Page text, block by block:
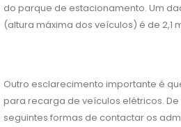
do parque de estacionamento. Um
(altura máxima dos veículos) é de 2,1
Outro esclarecimento importante é
para recarga de veículos elétricos.
seguintes formas de contactar os